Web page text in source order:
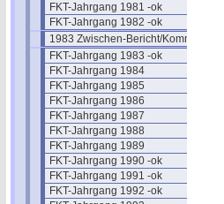
FKT-Jahrgang 1981 -ok
FKT-Jahrgang 1982 -ok
1983 Zwischen-Bericht/Kommentar
FKT-Jahrgang 1983 -ok
FKT-Jahrgang 1984
FKT-Jahrgang 1985
FKT-Jahrgang 1986
FKT-Jahrgang 1987
FKT-Jahrgang 1988
FKT-Jahrgang 1989
FKT-Jahrgang 1990 -ok
FKT-Jahrgang 1991 -ok
FKT-Jahrgang 1992 -ok